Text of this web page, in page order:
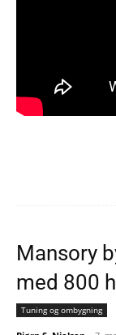
Mansory
med 800
Tuning og ombygning